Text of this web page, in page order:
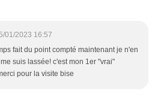
01/2023 16:57
fait du point compté maintenant je n'en
suis lassée! c'est mon 1er "vrai"
pour la visite bise